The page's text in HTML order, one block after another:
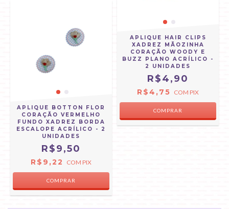
APLIQUE BOTTON FLOR
CORAÇÃO VERMELHO
FUNDO XADREZ BORDA
ESCALOPE ACRÍLICO - 2
UNIDADES
R$9,50
R$9,22 COM PIX
APLIQUE HAIR CLIPS
XADREZ MÃOZINHA
CORAÇÃO WOODY E
BUZZ PLANO ACRÍLICO -
2 UNIDADES
R$4,90
R$4,75 COM PIX